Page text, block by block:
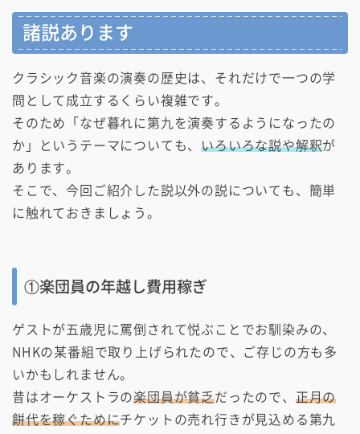
諸説あります
クラシック音楽の演奏の歴史は、それだけで一つの学
問として成立するくらい複雑です。
そのため「なぜ暮れに第九を演奏するようになったの
か」というテーマについても、いろいろな説や解釈が
あります。
そこで、今回ご紹介した説以外の説についても、簡単
に触れておきましょう。
①楽団員の年越し費用稼ぎ
ゲストが五歳児に罵倒されて悦ぶことでお馴染みの、
NHKの某番組で取り上げられたので、ご存じの方も多
いかもしれません。
昔はオーケストラの楽団員が貧乏だったので、 正月の
餅代を稼ぐためにチケットの売れ行きが見込める第九